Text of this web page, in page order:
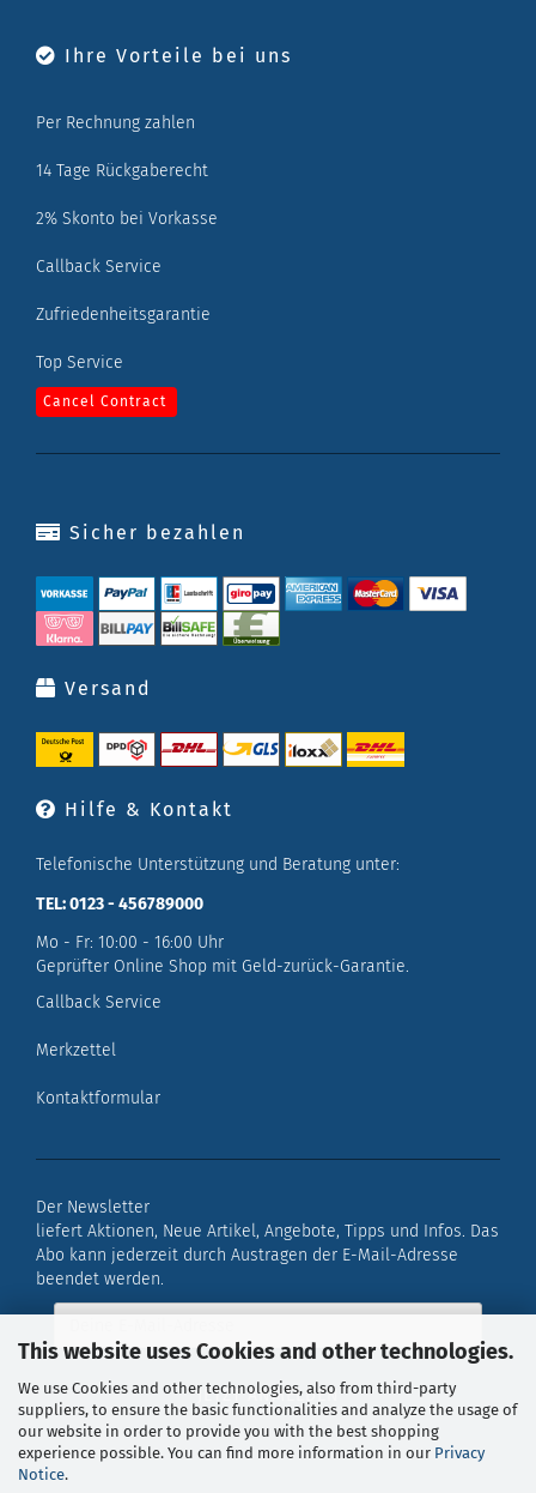
This website uses Cookies and other technologies.
We use Cookies and other technologies, also from third-party
suppliers, to ensure the basic functionalities and analyze the usage of
our website in order to provide you with the best shopping
experience possible. You can find more information in our Privacy
Notice.
Ihre Vorteile bei uns
Per Rechnung zahlen
14 Tage Rückgaberecht
2% Skonto bei Vorkasse
Callback Service
Zufriedenheitsgarantie
Top Service
Cancel Contract
Sicher bezahlen
Versand
Hilfe & Kontakt
Telefonische Unterstützung und Beratung unter:
TEL: 0123 - 456789000
Mo - Fr: 10:00 - 16:00 Uhr
Geprüfter Online Shop mit Geld-zurück-Garantie.
Callback Service
Merkzettel
Kontaktformular
Der Newsletter
liefert Aktionen, Neue Artikel, Angebote, Tipps und Infos. Das
Abo kann jederzeit durch Austragen der E-Mail-Adresse
beendet werden.